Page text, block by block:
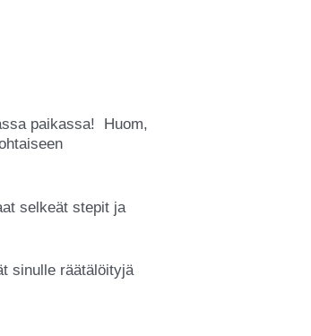
paikassa! Huom,
selkeät stepit ja
sinulle räätälöityjä